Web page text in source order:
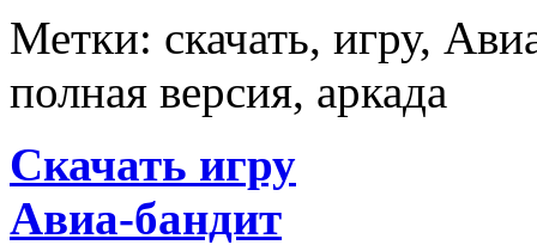
Метки: скачать, игру,
полная версия, аркада
Скачать игру
Авиа-бандит